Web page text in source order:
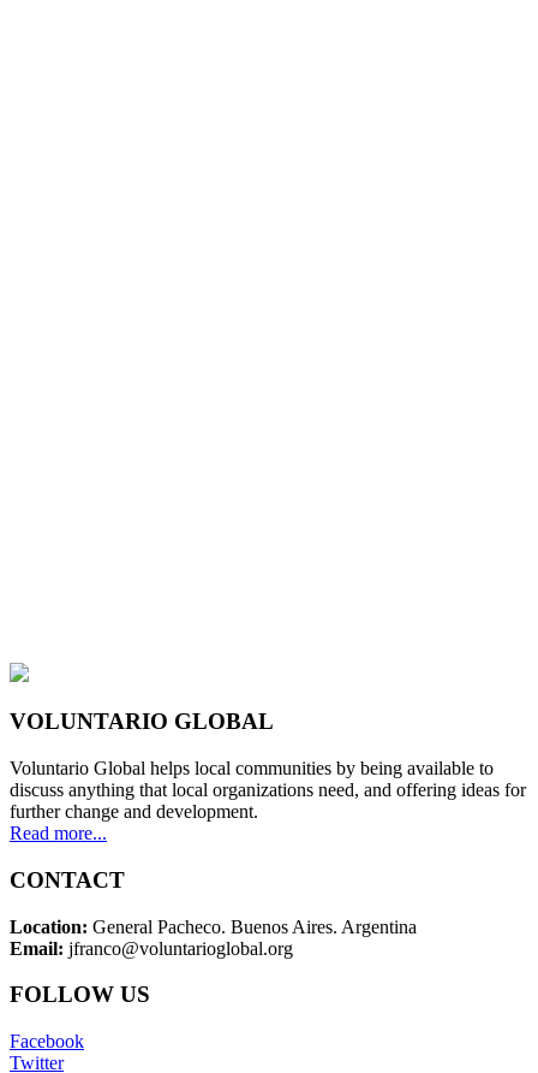
VOLUNTARIO GLOBAL
Voluntario Global helps local communities by being available to
discuss anything that local organizations need, and offering ideas for
further change and development.
Read more...
CONTACT
Location: General Pacheco. Buenos Aires. Argentina
Email: jfranco@voluntarioglobal.org
FOLLOW US
Facebook
Twitter